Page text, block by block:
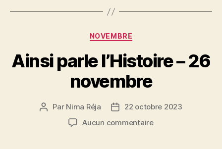
Catégories
NOVEMBRE
Ainsi parle l’Histoire – 26
novembre
Auteur
Par Nima Réja
Date22 octobre 2023
Aucun commentairesur